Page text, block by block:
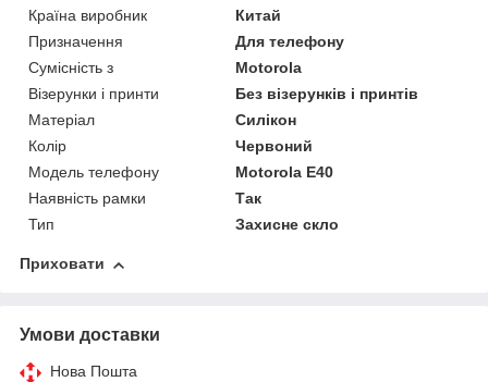
Країна виробник
Китай
Призначення
Для телефону
Сумісність з
Motorola
Візерунки і принти
Без візерунків і принтів
Матеріал
Силікон
Колір
Червоний
Модель телефону
Motorola E40
Наявність рамки
Так
Тип
Захисне скло
Приховати
Умови доставки
Нова Пошта